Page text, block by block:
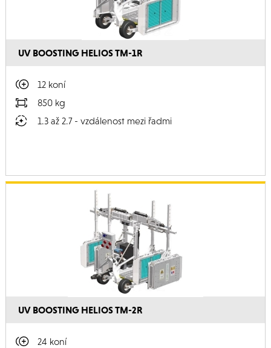
UV BOOSTING HELIOS TM-1R
12 koní
850 kg
1.3 až 2.7 - vzdálenost mezi řadmi
UV BOOSTING HELIOS TM-2R
24 koní